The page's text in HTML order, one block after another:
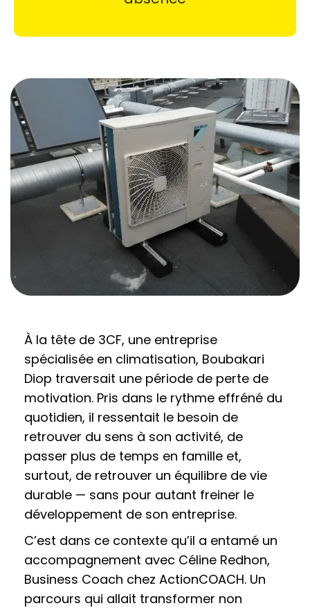
À la tête de 3CF, une entreprise
spécialisée en climatisation, Boubakari
Diop traversait une période de perte de
motivation. Pris dans le rythme effréné du
quotidien, il ressentait le besoin de
retrouver du sens à son activité, de
passer plus de temps en famille et,
surtout, de retrouver un équilibre de vie
durable — sans pour autant freiner le
développement de son entreprise.
C’est dans ce contexte qu’il a entamé un
accompagnement avec Céline Redhon,
Business Coach chez ActionCOACH. Un
parcours qui allait transformer non